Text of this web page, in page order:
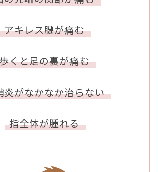
アキレス腱が痛む
くと足の裏が痛む
炎がなかなか治らない
指全体が腫れる